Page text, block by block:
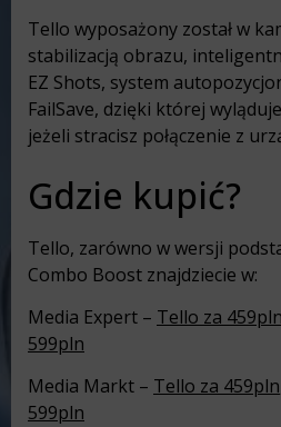
Tello wyposażony został w
stabilizacją obrazu,
EZ Shots, system
FailSave, dzięki której
jeżeli stracisz połączenie z
Gdzie kupić?
Tello, zarówno w wersji
Combo Boost znajdziecie w:
Media Expert – Tello za 459pln
599pln
Media Markt – Tello za 459pln
599pln